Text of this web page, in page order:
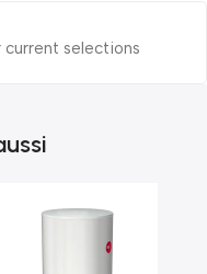
current selections